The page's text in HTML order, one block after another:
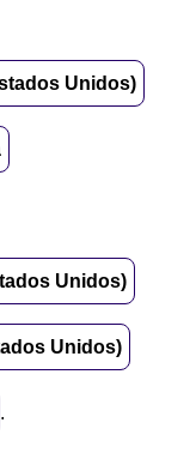
Unidos)
Unidos)
Unidos)
.